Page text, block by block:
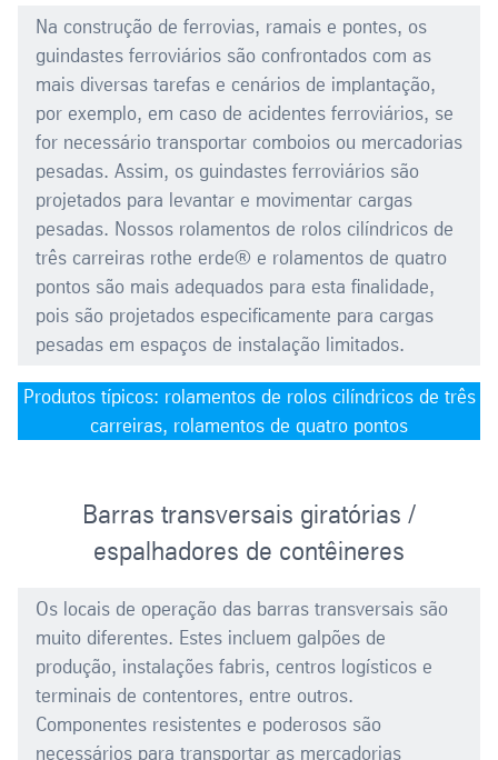
Na construção de ferrovias, ramais e pontes, os
guindastes ferroviários são confrontados com as
mais diversas tarefas e cenários de implantação,
por exemplo, em caso de acidentes ferroviários, se
for necessário transportar comboios ou mercadorias
pesadas. Assim, os guindastes ferroviários são
projetados para levantar e movimentar cargas
pesadas. Nossos rolamentos de rolos cilíndricos de
três carreiras rothe erde® e rolamentos de quatro
pontos são mais adequados para esta finalidade,
pois são projetados especificamente para cargas
pesadas em espaços de instalação limitados.
Produtos típicos: rolamentos de rolos cilíndricos de três
carreiras, rolamentos de quatro pontos
Barras transversais giratórias /
espalhadores de contêineres
Os locais de operação das barras transversais são
muito diferentes. Estes incluem galpões de
produção, instalações fabris, centros logísticos e
terminais de contentores, entre outros.
Componentes resistentes e poderosos são
necessários para transportar as mercadorias